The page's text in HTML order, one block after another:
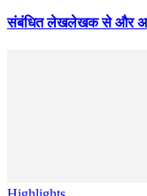
संबंधित लेखलेखक से और